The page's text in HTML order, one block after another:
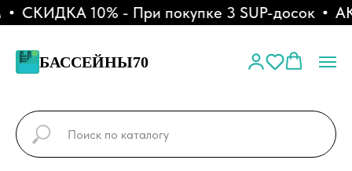
СКИДКА 10% - При покупке 3 SUP-досок
БАССЕЙНЫ70